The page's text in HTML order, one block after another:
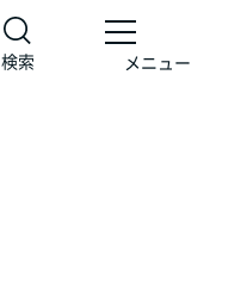
検索 メニュー